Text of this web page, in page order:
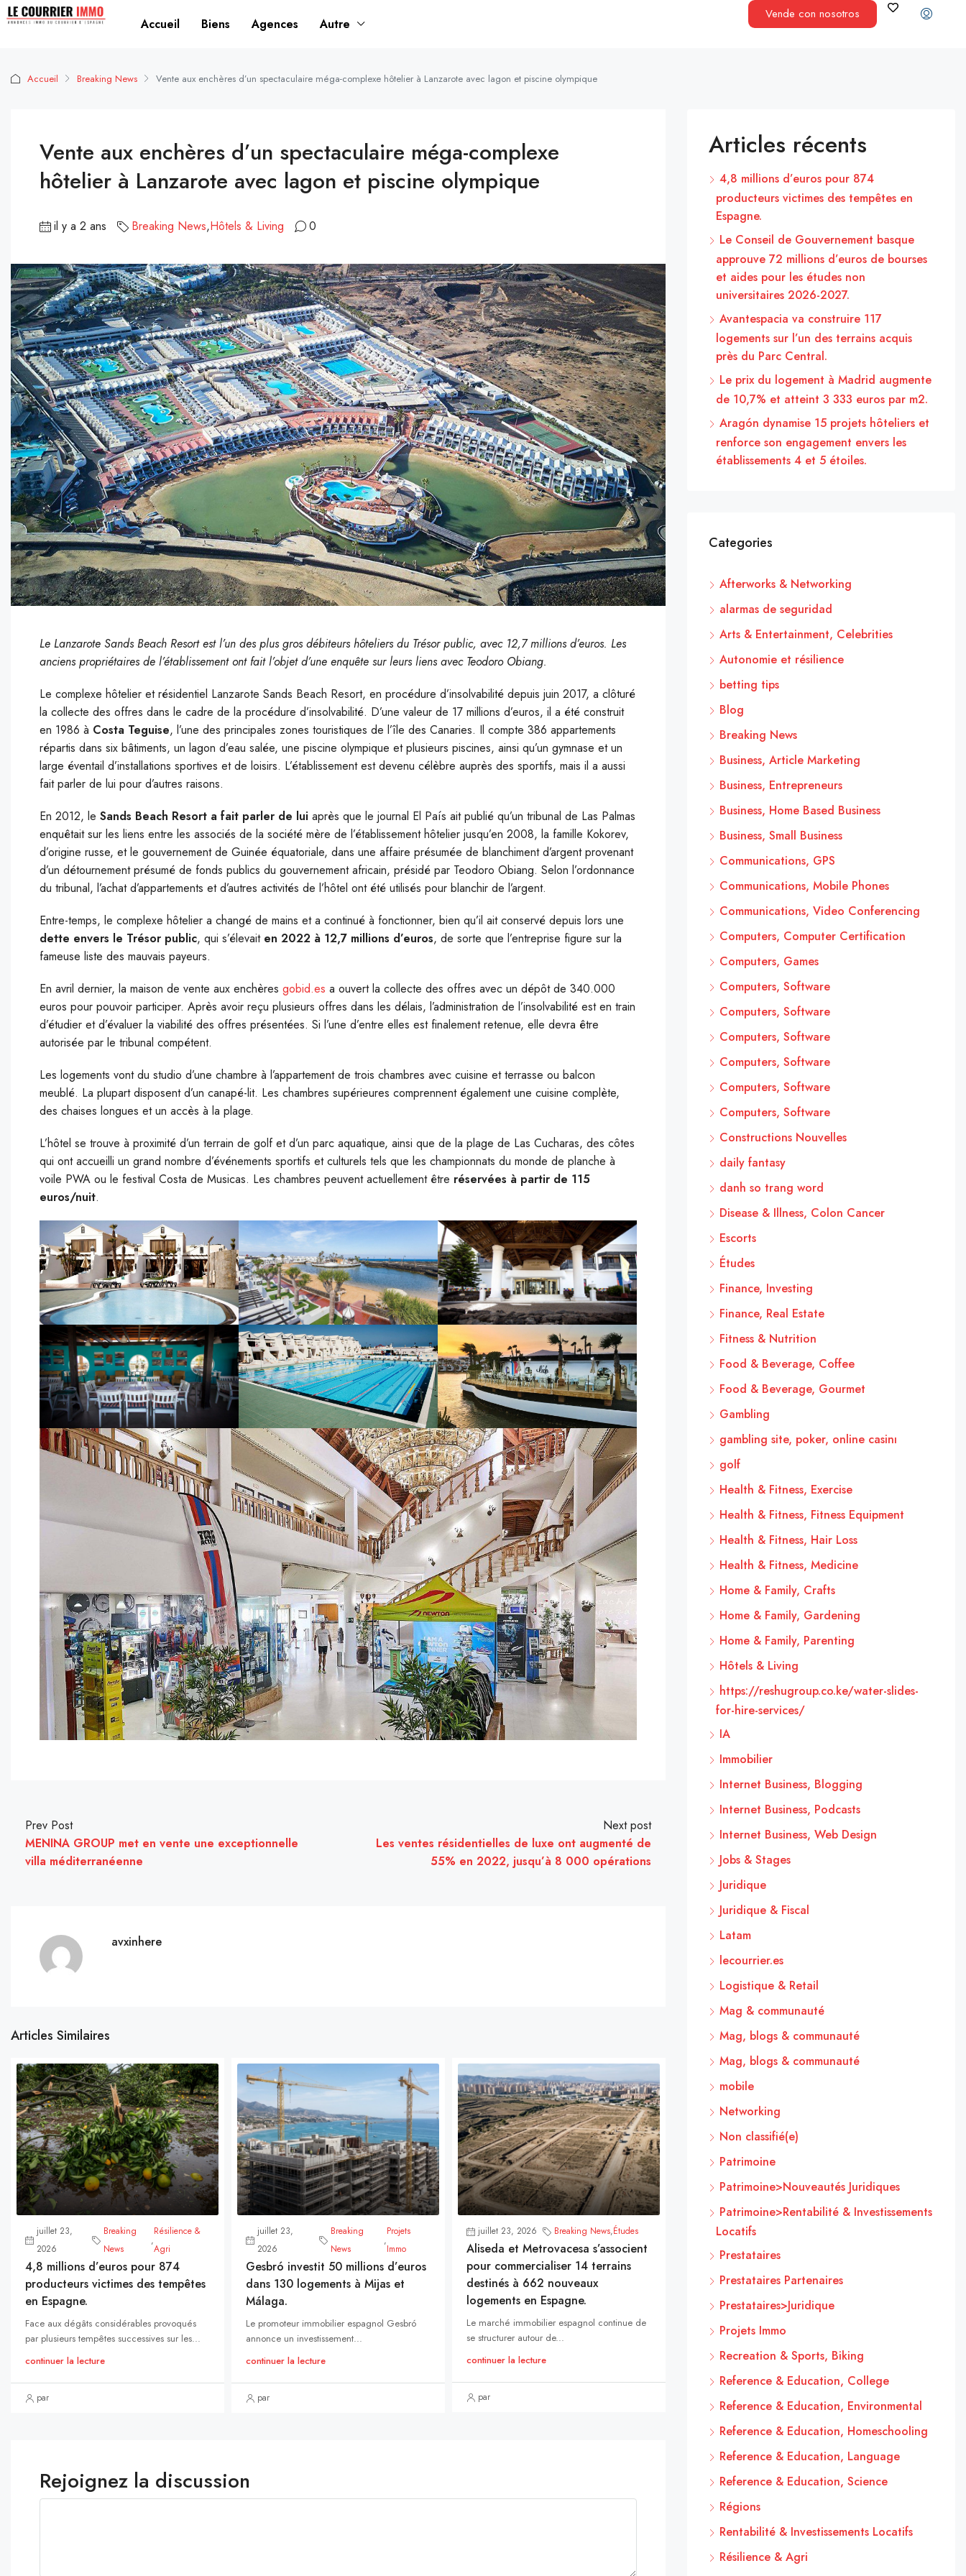
Accueil Biens Agences Autre
Vende con nosotros
Accueil Breaking News Vente aux enchères d’un spectaculaire méga-complexe hôtelier à Lanzarote avec lagon et piscine olympique
Vente aux enchères d’un spectaculaire méga-complexe
hôtelier à Lanzarote avec lagon et piscine olympique
il y a 2 ans Breaking News,Hôtels & Living 0
Le Lanzarote Sands Beach Resort est l’un des plus gros débiteurs hôteliers du Trésor public, avec 12,7 millions d’euros. Les
anciens propriétaires de l’établissement ont fait l’objet d’une enquête sur leurs liens avec Teodoro Obiang.
Le complexe hôtelier et résidentiel Lanzarote Sands Beach Resort, en procédure d’insolvabilité depuis juin 2017, a clôturé
la collecte des offres dans le cadre de la procédure d’insolvabilité. D’une valeur de 17 millions d’euros, il a été construit
en 1986 à Costa Teguise, l’une des principales zones touristiques de l’île des Canaries. Il compte 386 appartements
répartis dans six bâtiments, un lagon d’eau salée, une piscine olympique et plusieurs piscines, ainsi qu’un gymnase et un
large éventail d’installations sportives et de loisirs. L’établissement est devenu célèbre auprès des sportifs, mais il a aussi
fait parler de lui pour d’autres raisons.
En 2012, le Sands Beach Resort a fait parler de lui après que le journal El País ait publié qu’un tribunal de Las Palmas
enquêtait sur les liens entre les associés de la société mère de l’établissement hôtelier jusqu’en 2008, la famille Kokorev,
d’origine russe, et le gouvernement de Guinée équatoriale, dans une affaire présumée de blanchiment d’argent provenant
d’un détournement présumé de fonds publics du gouvernement africain, présidé par Teodoro Obiang. Selon l’ordonnance
du tribunal, l’achat d’appartements et d’autres activités de l’hôtel ont été utilisés pour blanchir de l’argent.
Entre-temps, le complexe hôtelier a changé de mains et a continué à fonctionner, bien qu’il ait conservé depuis lors une
dette envers le Trésor public, qui s’élevait en 2022 à 12,7 millions d’euros, de sorte que l’entreprise figure sur la
fameuse liste des mauvais payeurs.
En avril dernier, la maison de vente aux enchères gobid.es a ouvert la collecte des offres avec un dépôt de 340.000
euros pour pouvoir participer. Après avoir reçu plusieurs offres dans les délais, l’administration de l’insolvabilité est en train
d’étudier et d’évaluer la viabilité des offres présentées. Si l’une d’entre elles est finalement retenue, elle devra être
autorisée par le tribunal compétent.
Les logements vont du studio d’une chambre à l’appartement de trois chambres avec cuisine et terrasse ou balcon
meublé. La plupart disposent d’un canapé-lit. Les chambres supérieures comprennent également une cuisine complète,
des chaises longues et un accès à la plage.
L’hôtel se trouve à proximité d’un terrain de golf et d’un parc aquatique, ainsi que de la plage de Las Cucharas, des côtes
qui ont accueilli un grand nombre d’événements sportifs et culturels tels que les championnats du monde de planche à
voile PWA ou le festival Costa de Musicas. Les chambres peuvent actuellement être réservées à partir de 115
euros/nuit.
Prev Post
MENINA GROUP met en vente une exceptionnelle
villa méditerranéenne
Next post
Les ventes résidentielles de luxe ont augmenté de
55% en 2022, jusqu’à 8 000 opérations
avxinhere
Articles Similaires
juillet 23,
2026
Breaking
News
,
Résilience &
Agri
4,8 millions d’euros pour 874
producteurs victimes des tempêtes
en Espagne.
Face aux dégâts considérables provoqués
par plusieurs tempêtes successives sur les...
continuer la lecture
par
juillet 23,
2026
Breaking
News
,
Projets
Immo
Gesbró investit 50 millions d’euros
dans 130 logements à Mijas et
Málaga.
Le promoteur immobilier espagnol Gesbró
annonce un investissement...
continuer la lecture
par
juillet 23, 2026 Breaking News,Études
Aliseda et Metrovacesa s’associent
pour commercialiser 14 terrains
destinés à 662 nouveaux
logements en Espagne.
Le marché immobilier espagnol continue de
se structurer autour de...
continuer la lecture
par
Rejoignez la discussion
Articles récents
4,8 millions d’euros pour 874
producteurs victimes des tempêtes en
Espagne.
Le Conseil de Gouvernement basque
approuve 72 millions d’euros de bourses
et aides pour les études non
universitaires 2026-2027.
Avantespacia va construire 117
logements sur l’un des terrains acquis
près du Parc Central.
Le prix du logement à Madrid augmente
de 10,7% et atteint 3 333 euros par m2.
Aragón dynamise 15 projets hôteliers et
renforce son engagement envers les
établissements 4 et 5 étoiles.
Categories
Afterworks & Networking
alarmas de seguridad
Arts & Entertainment, Celebrities
Autonomie et résilience
betting tips
Blog
Breaking News
Business, Article Marketing
Business, Entrepreneurs
Business, Home Based Business
Business, Small Business
Communications, GPS
Communications, Mobile Phones
Communications, Video Conferencing
Computers, Computer Certification
Computers, Games
Computers, Software
Computers, Software
Computers, Software
Computers, Software
Computers, Software
Computers, Software
Constructions Nouvelles
daily fantasy
danh so trang word
Disease & Illness, Colon Cancer
Escorts
Études
Finance, Investing
Finance, Real Estate
Fitness & Nutrition
Food & Beverage, Coffee
Food & Beverage, Gourmet
Gambling
gambling site, poker, online casinı
golf
Health & Fitness, Exercise
Health & Fitness, Fitness Equipment
Health & Fitness, Hair Loss
Health & Fitness, Medicine
Home & Family, Crafts
Home & Family, Gardening
Home & Family, Parenting
Hôtels & Living
https://reshugroup.co.ke/water-slides-
for-hire-services/
IA
Immobilier
Internet Business, Blogging
Internet Business, Podcasts
Internet Business, Web Design
Jobs & Stages
Juridique
Juridique & Fiscal
Latam
lecourrier.es
Logistique & Retail
Mag & communauté
Mag, blogs & communauté
Mag, blogs & communauté
mobile
Networking
Non classifié(e)
Patrimoine
Patrimoine>Nouveautés Juridiques
Patrimoine>Rentabilité & Investissements
Locatifs
Prestataires
Prestataires Partenaires
Prestataires>Juridique
Projets Immo
Recreation & Sports, Biking
Reference & Education, College
Reference & Education, Environmental
Reference & Education, Homeschooling
Reference & Education, Language
Reference & Education, Science
Régions
Rentabilité & Investissements Locatifs
Résilience & Agri